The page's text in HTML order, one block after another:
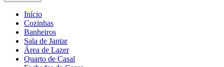
Início
Cozinhas
Banheiros
Sala de Jantar
Área de Lazer
Quarto de Casal